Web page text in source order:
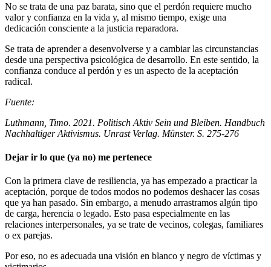
No se trata de una paz barata, sino que el perdón requiere mucho
valor y confianza en la vida y, al mismo tiempo, exige una
dedicación consciente a la justicia reparadora.
Se trata de aprender a desenvolverse y a cambiar las circunstancias
desde una perspectiva psicológica de desarrollo. En este sentido, la
confianza conduce al perdón y es un aspecto de la aceptación
radical.
Fuente:
Luthmann, Timo. 2021. Politisch Aktiv Sein und Bleiben. Handbuch
Nachhaltiger Aktivismus. Unrast Verlag. Münster. S. 275-276
Dejar ir lo que (ya no) me pertenece
Con la primera clave de resiliencia, ya has empezado a practicar la
aceptación, porque de todos modos no podemos deshacer las cosas
que ya han pasado. Sin embargo, a menudo arrastramos algún tipo
de carga, herencia o legado. Esto pasa especialmente en las
relaciones interpersonales, ya se trate de vecinos, colegas, familiares
o ex parejas.
Por eso, no es adecuada una visión en blanco y negro de víctimas y